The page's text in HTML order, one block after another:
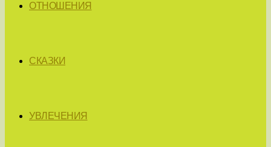
ОТНОШЕНИЯ
СКАЗКИ
УВЛЕЧЕНИЯ